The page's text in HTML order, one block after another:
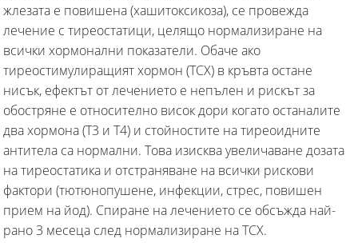
жлезата е повишена (хашитоксикоза), се провежда
лечение с тиреостатици, целящо нормализиране на
всички хормонални показатели. Обаче ако
тиреостимулиращият хормон (ТСХ) в кръвта остане
нисък, ефектът от лечението е непълен и рискът за
обостряне е относително висок дори когато останалите
два хормона (Т3 и Т4) и стойностите на тиреоидните
антитела са нормални. Това изисква увеличаване дозата
на тиреостатика и отстраняване на всички рискови
фактори (тютюнопушене, инфекции, стрес, повишен
прием на йод). Спиране на лечението се обсъжда най-
рано 3 месеца след нормализиране на ТСХ.